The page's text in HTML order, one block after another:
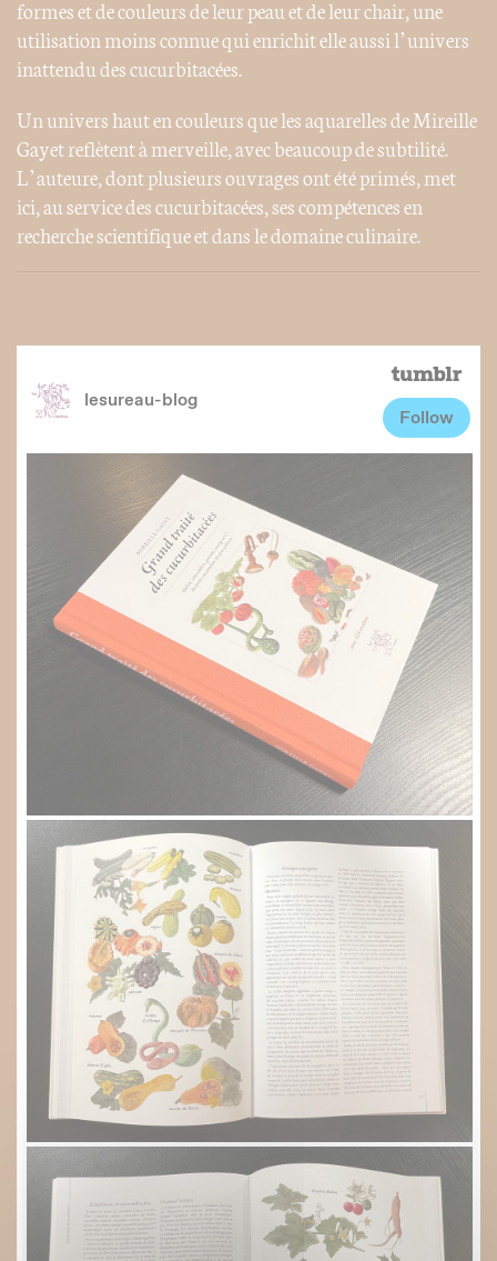
formes et de couleurs de leur peau et de leur chair, une
utilisation moins connue qui enrichit elle aussi l’univers
inattendu des cucurbitacées.
Un univers haut en couleurs que les aquarelles de Mireille
Gayet reflètent à merveille, avec beaucoup de subtilité.
L’auteure, dont plusieurs ouvrages ont été primés, met
ici, au service des cucurbitacées, ses compétences en
recherche scientifique et dans le domaine culinaire.